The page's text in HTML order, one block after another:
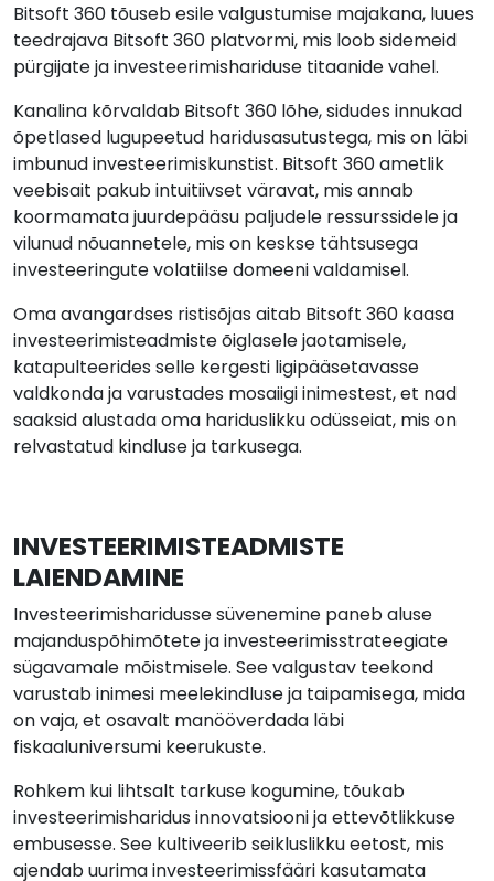
Bitsoft 360 tõuseb esile valgustumise majakana, luues
teedrajava Bitsoft 360 platvormi, mis loob sidemeid
pürgijate ja investeerimishariduse titaanide vahel.
Kanalina kõrvaldab Bitsoft 360 lõhe, sidudes innukad
õpetlased lugupeetud haridusasutustega, mis on läbi
imbunud investeerimiskunstist. Bitsoft 360 ametlik
veebisait pakub intuitiivset väravat, mis annab
koormamata juurdepääsu paljudele ressurssidele ja
vilunud nõuannetele, mis on keskse tähtsusega
investeeringute volatiilse domeeni valdamisel.
Oma avangardses ristisõjas aitab Bitsoft 360 kaasa
investeerimisteadmiste õiglasele jaotamisele,
katapulteerides selle kergesti ligipääsetavasse
valdkonda ja varustades mosaiigi inimestest, et nad
saaksid alustada oma hariduslikku odüsseiat, mis on
relvastatud kindluse ja tarkusega.
INVESTEERIMISTEADMISTE
LAIENDAMINE
Investeerimisharidusse süvenemine paneb aluse
majanduspõhimõtete ja investeerimisstrateegiate
sügavamale mõistmisele. See valgustav teekond
varustab inimesi meelekindluse ja taipamisega, mida
on vaja, et osavalt manööverdada läbi
fiskaaluniversumi keerukuste.
Rohkem kui lihtsalt tarkuse kogumine, tõukab
investeerimisharidus innovatsiooni ja ettevõtlikkuse
embusesse. See kultiveerib seikluslikku eetost, mis
ajendab uurima investeerimissfääri kasutamata